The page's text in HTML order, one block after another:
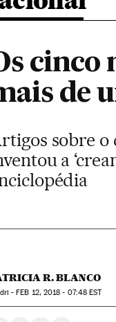
cinco
de
sobre o
a
R. BLANCO
-FEB 12, 2018 - 07:48 EST